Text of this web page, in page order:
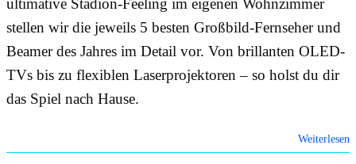
ultimative Stadion-Feeling im eigenen Wohnzimmer
stellen wir die jeweils 5 besten Großbild-Fernseher und
Beamer des Jahres im Detail vor. Von brillanten OLED-
TVs bis zu flexiblen Laserprojektoren – so holst du dir
das Spiel nach Hause.
Weiterlesen